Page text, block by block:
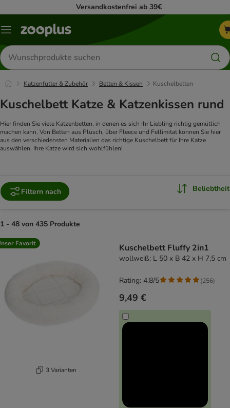
Versandkostenfrei ab 39€
Menü
Produkte
suchen
Katzenfutter & Zubehör Betten & Kissen Kuschelbetten
Kuschelbett Katze & Katzenkissen rund
Hier finden Sie viele Katzenbetten, in denen es sich Ihr Liebling richtig gemütlich
machen kann. Von Betten aus Plüsch, über Fleece und Fellimitat können Sie hier
aus den verschiedensten Materialien das richtige Kuschelbett für Ihre Katze
auswählen. Ihre Katze wird sich wohlfühlen!
Filtern nach Beliebtheit
1 - 48 von 435 Produkte
product items have been changed
Favorit
3 Varianten
Kuschelbett Fluffy 2in1
wollweiß: L 50 x B 42 x H 7,5 cm
9,49 €
Rating: 4.8/5 (256)